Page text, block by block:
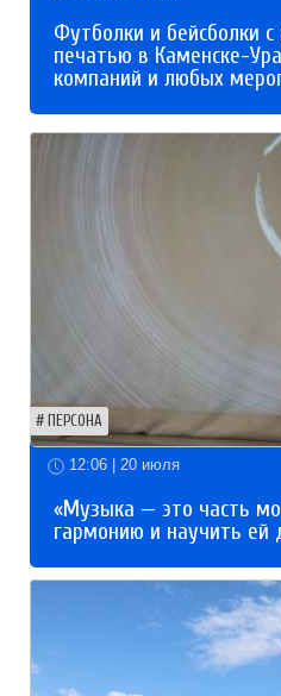
Футболки и бейсболки
печатью в Каменске-
компаний и любых
ПЕРСОНА
12:06 | 20 июля
«Музыка — это часть
гармонию и научить ей